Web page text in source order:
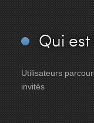
Qui
Utilisateurs
invités